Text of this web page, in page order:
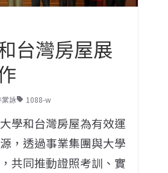
台灣房屋展
詠 1088-w
學和台灣房屋為有效運
，透過事業集團與大學
共同推動證照考訓、實